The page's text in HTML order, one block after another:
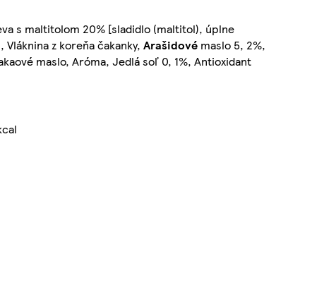
s maltitolom 20% [sladidlo (maltitol), úplne
z koreňa čakanky, Arašidové maslo 5, 2%,
maslo, Aróma, Jedlá soľ 0, 1%, Antioxidant